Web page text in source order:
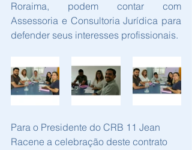
Roraima, podem contar com
Assessoria e Consultoria Jurídica para
defender seus interesses profissionais.
Para o Presidente do CRB 11 Jean
Racene a celebração deste contrato